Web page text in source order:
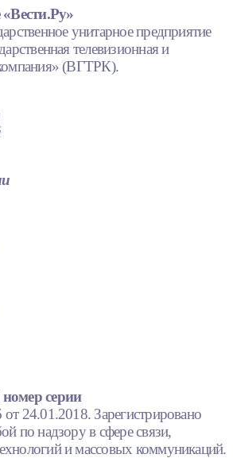
унитарное предприятие
телевизионная и
(ВГТРК).
серии
24.01.2018. Зарегистрировано
по надзору в сфере связи,
и массовых коммуникаций.